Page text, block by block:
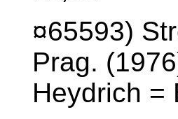
¤65593)
Prag.
Heydrich =